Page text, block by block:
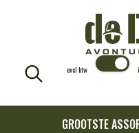
excl btw
GROOTSTE